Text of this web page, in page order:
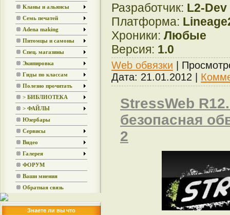
Кланы и альянсы
Семь печатей
Adena making
Питомцы и самоны
Спец. магазины
Экипировка
Гиды по классам
Полезно прочитать
> БИБЛИОТЕКА
> ФАЙЛЫ
Юзербары
Сервисы
Видео
Галерея
ФОРУМ
Ваши мнения
Обратная связь
Знаете ли вы что
Разработчик: L2-Dev
Платформа:
Хроники: Любые
Версия: 1.0
Web обвязки |
Дата: 21.01.2012 |
StressWeb
безопасная
2